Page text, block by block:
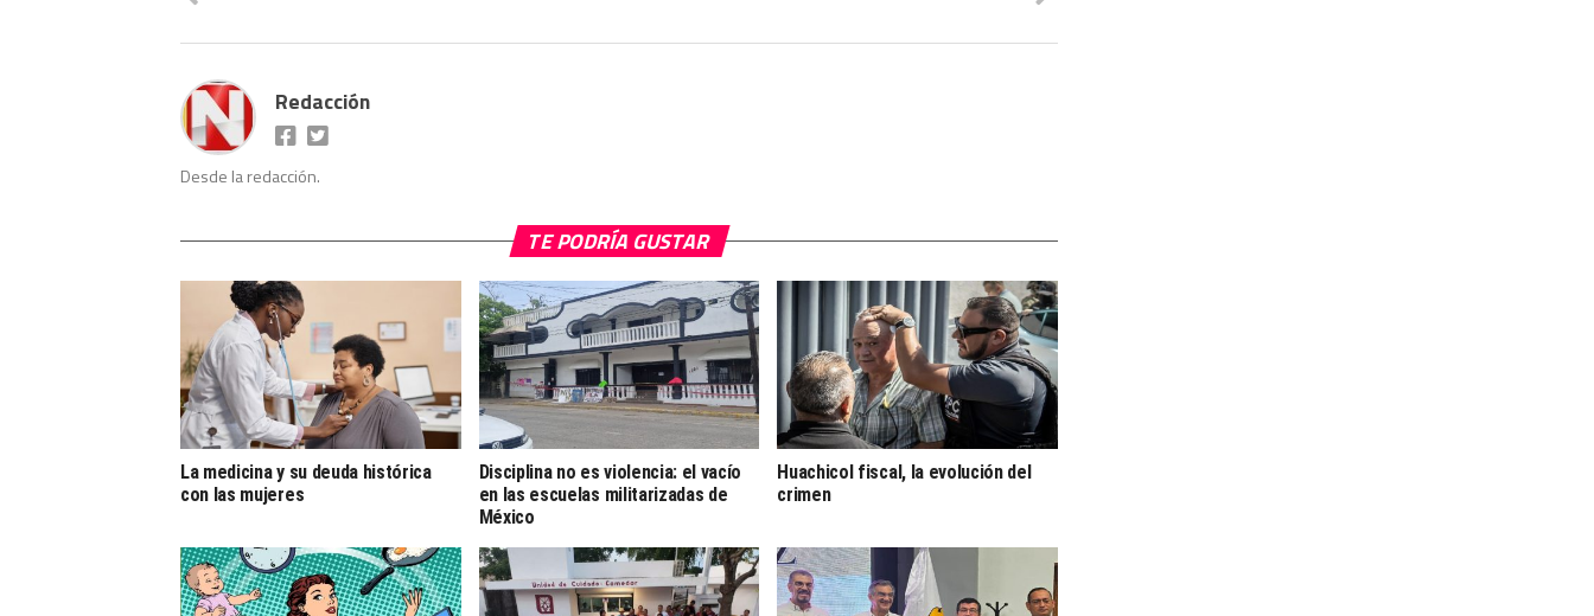
Redacción
Desde la redacción.
TE PODRÍA GUSTAR
La medicina y su deuda histórica
con las mujeres
Disciplina no es violencia: el vacío
en las escuelas militarizadas de
México
Huachicol fiscal, la evolución del
crimen